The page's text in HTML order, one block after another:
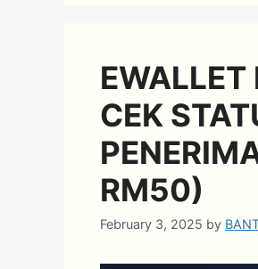
CEK
RM50)
February 3, 2025 by